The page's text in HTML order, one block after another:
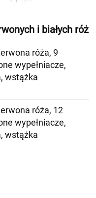
i białych róż
róża, 9
wypełniacze,
wstążka
róża, 12
wypełniacze,
wstążka